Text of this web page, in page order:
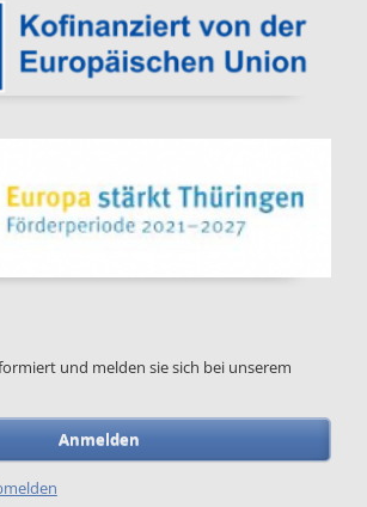
und melden sie sich bei unserem
Anmelden